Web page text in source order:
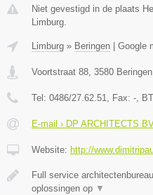
Niet gevestigd in de plaats
Limburg.
Limburg » Beringen Google
Voortstraat 88, 3580 Beringen
Tel: 0486/27.62.51, Fax: -,
E-mail › DP ARCHITECTS
Website: http://
Full service
oplossingen op ▼